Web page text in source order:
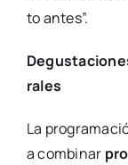
to antes”.
ra­les
La
a com­bi­nar